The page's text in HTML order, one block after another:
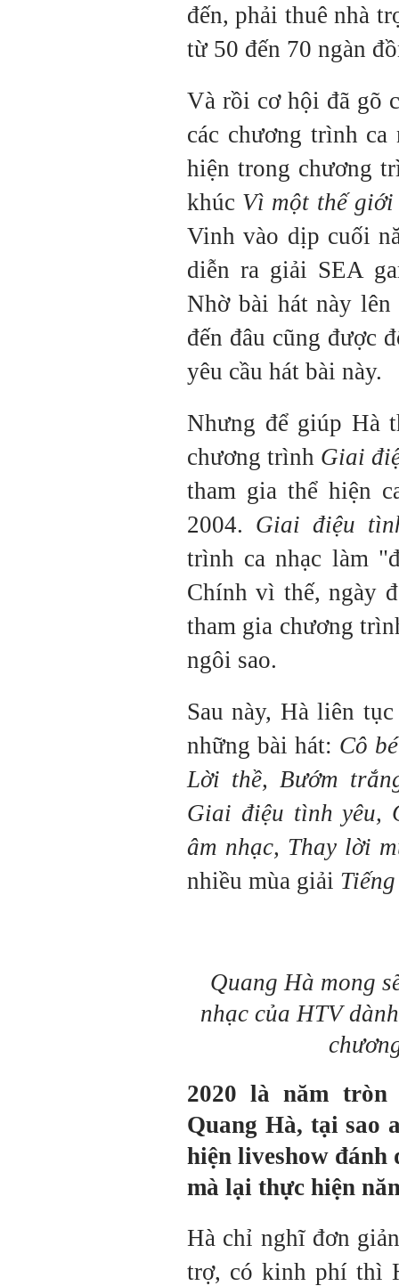
đến, phải thuê nhà
từ 50 đến 70 ngàn
Và rồi cơ hội đã gõ
các chương trình
hiện trong chương
khúc Vì một thế giới
Vinh vào dịp cuối
diễn ra giải SEA
Nhờ bài hát này
đến đâu cũng được
yêu cầu hát bài này.
Nhưng để giúp Hà
chương trình Giai
tham gia thể hiện
2004. Giai điệu
trình ca nhạc làm
Chính vì thế, ngày
tham gia chương
ngôi sao.
Sau này, Hà liên
những bài hát: Cô
Lời thề, Bướm
Giai điệu tình yêu,
âm nhạc, Thay lời
nhiều mùa giải
Quang Hà mong
nhạc của HTV
2020 là năm
Quang Hà, tại sao
hiện liveshow đánh
mà lại thực hiện
Hà chỉ nghĩ đơn
trợ, có kinh phí thì